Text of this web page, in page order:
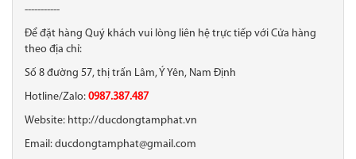
-----------
Để đặt hàng Quý khách vui lòng liên hệ trực tiếp với Cửa hàng
theo địa chỉ:
Số 8 đường 57, thị trấn Lâm, Ý Yên, Nam Định
Hotline/Zalo: 0987.387.487
Website: http://ducdongtamphat.vn
Email: ducdongtamphat@gmail.com